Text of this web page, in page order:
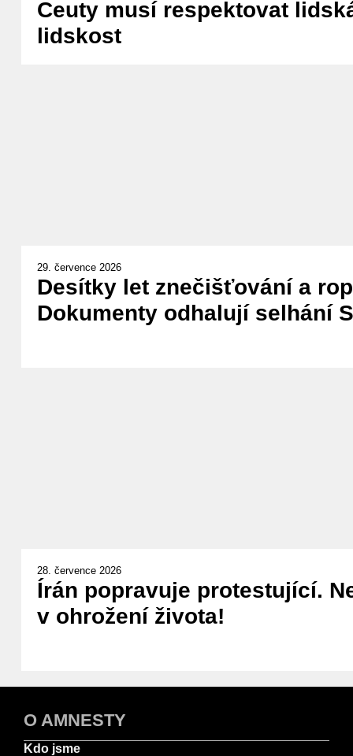
Ceuty musí respektovat
lidskost
29. července 2026
Desítky let znečišťování a
Dokumenty odhalují selhání
28. července 2026
Írán popravuje protestující.
v ohrožení života!
O AMNESTY
Kdo jsme